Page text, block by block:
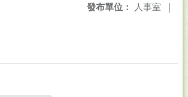
發布單位： 人事室 |